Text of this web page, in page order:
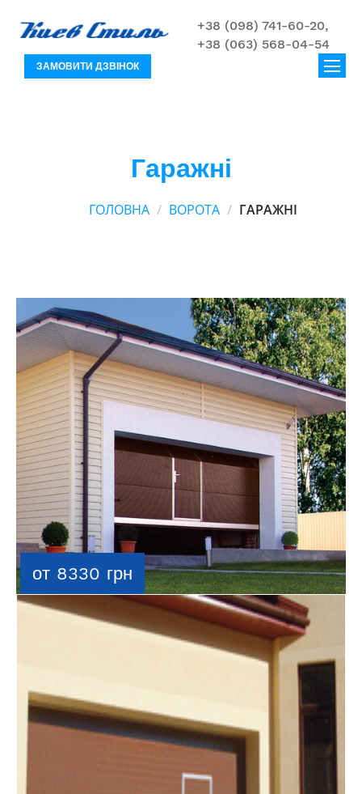
+38 (098) 741-60-20,
+38 (063) 568-04-54
ЗАМОВИТИ ДЗВІНОК
Гаражні
ГОЛОВНА ВОРОТА ГАРАЖНІ
от 8330 грн